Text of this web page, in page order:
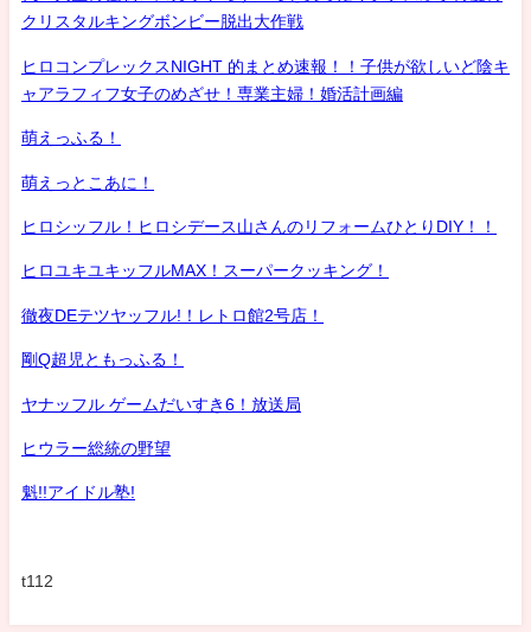
クリスタルキングボンビー脱出大作戦
ヒロコンプレックスNIGHT 的まとめ速報！！子供が欲しいど陰キ
ャアラフィフ女子のめざせ！専業主婦！婚活計画編
萌えっふる！
萌えっとこあに！
ヒロシッフル！ヒロシデース山さんのリフォームひとりDIY！！
ヒロユキユキッフルMAX！スーパークッキング！
徹夜DEテツヤッフル!！レトロ館2号店！
剛Q超児ともっふる！
ヤナッフル ゲームだいすき6！放送局
ヒウラー総統の野望
魁!!アイドル塾!
t112